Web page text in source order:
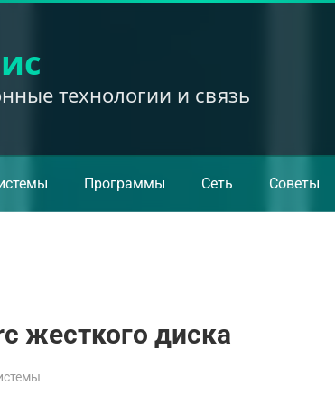
технологии и связь
Программы Сеть Советы
жесткого диска